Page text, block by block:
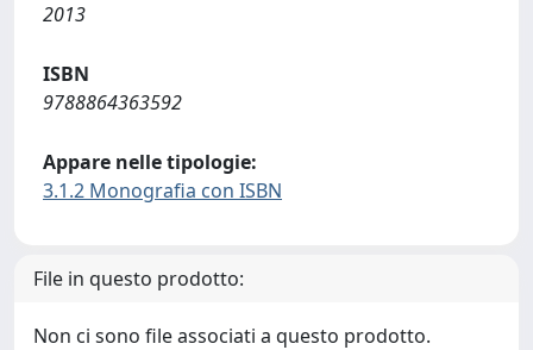
2013
ISBN
9788864363592
Appare nelle tipologie:
3.1.2 Monografia con ISBN
File in questo prodotto:
Non ci sono file associati a questo prodotto.